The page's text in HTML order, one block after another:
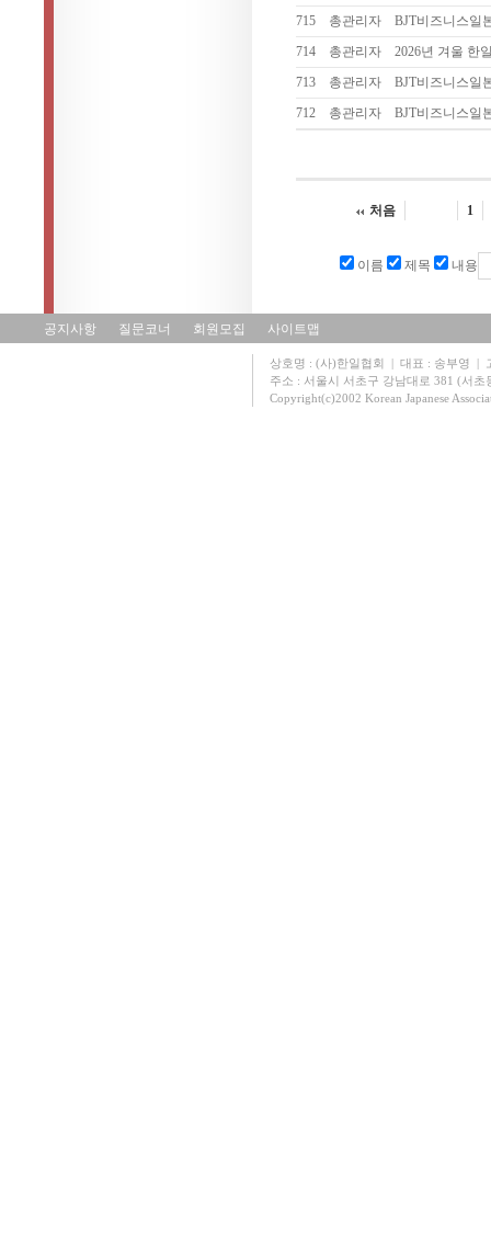
715
총관리자
BJT비즈니스일
714
총관리자
2026년 겨울 한
713
총관리자
BJT비즈니스일
712
총관리자 BJT비즈니스일
처음 1
이름 제목 내용
공지사항 질문코너 회원모집 사이트맵
상호명 : (사)한일협회 | 대표 : 송부영 |
주소 : 서울시 서초구 강남대로 381 (서
Copyright(c)2002 Korean Japanese